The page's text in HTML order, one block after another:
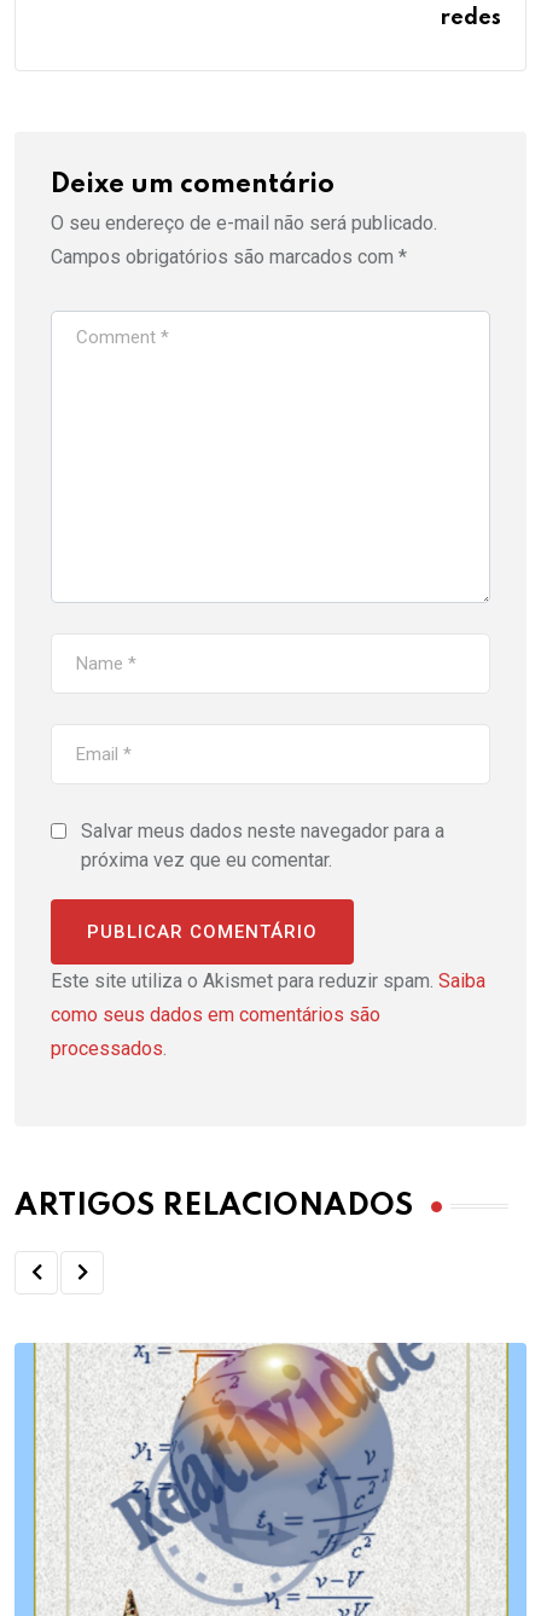
redes
Deixe um comentário
O seu endereço de e-mail não será publicado.
Campos obrigatórios são marcados com *
Salvar meus dados neste navegador para a
próxima vez que eu comentar.
Este site utiliza o Akismet para reduzir spam. Saiba
como seus dados em comentários são
processados
ARTIGOS RELACIONADOS